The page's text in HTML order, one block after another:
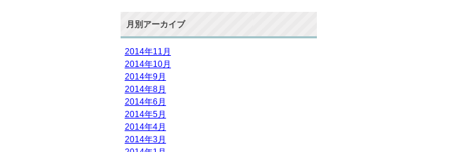
月別アーカイブ
2014年11月
2014年10月
2014年9月
2014年8月
2014年6月
2014年5月
2014年4月
2014年3月